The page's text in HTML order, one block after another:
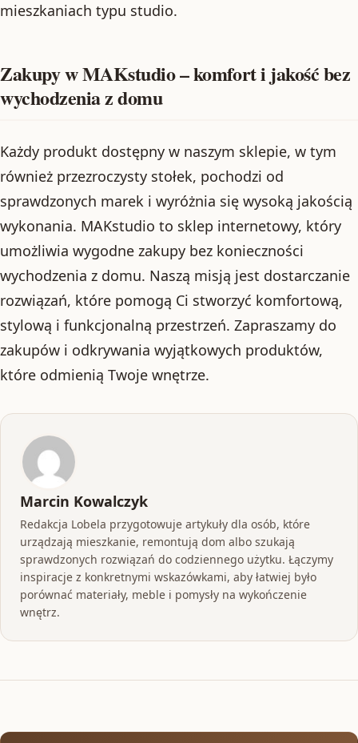
mieszkaniach typu studio.
Zakupy w MAKstudio – komfort i jakość bez
wychodzenia z domu
Każdy produkt dostępny w naszym sklepie, w tym
również przezroczysty stołek, pochodzi od
sprawdzonych marek i wyróżnia się wysoką jakością
wykonania. MAKstudio to sklep internetowy, który
umożliwia wygodne zakupy bez konieczności
wychodzenia z domu. Naszą misją jest dostarczanie
rozwiązań, które pomogą Ci stworzyć komfortową,
stylową i funkcjonalną przestrzeń. Zapraszamy do
zakupów i odkrywania wyjątkowych produktów,
które odmienią Twoje wnętrze.
Marcin Kowalczyk
Redakcja Lobela przygotowuje artykuły dla osób, które
urządzają mieszkanie, remontują dom albo szukają
sprawdzonych rozwiązań do codziennego użytku. Łączymy
inspiracje z konkretnymi wskazówkami, aby łatwiej było
porównać materiały, meble i pomysły na wykończenie
wnętrz.